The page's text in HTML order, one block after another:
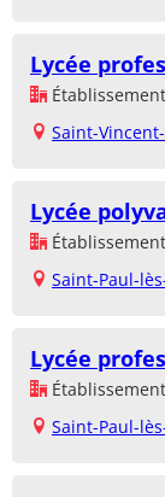
Lycée
Saint-
Lycée
Saint-Paul-
Lycée
Saint-Paul-